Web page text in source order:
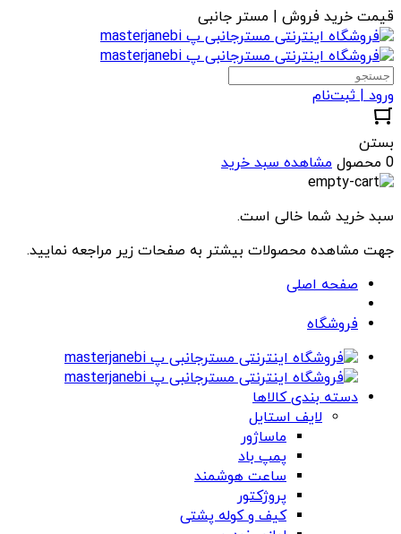
قیمت خرید فروش | مستر جانبی
ورود | ثبت‌نام
بستن
0 محصول
مشاهده سبد خرید
سبد خرید شما خالی است.
جهت مشاهده محصولات بیشتر به صفحات زیر مراجعه نمایید.
صفحه اصلی
فروشگاه
دسته بندی کالاها
لایف استایل
ماساژور
پمپ باد
ساعت هوشمند
پروژکتور
کیف و کوله پشتی